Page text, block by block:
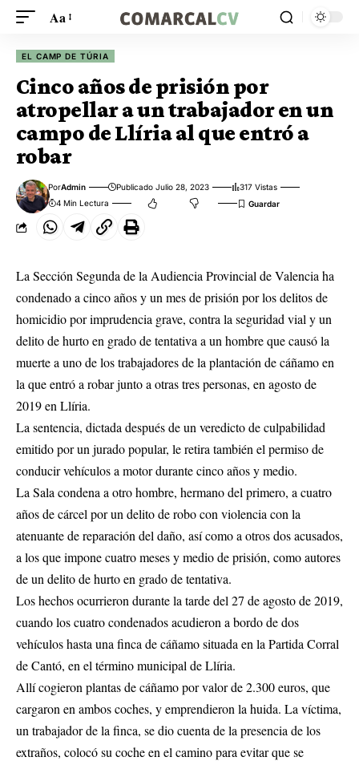
Aa
EL CAMP DE TÚRIA
Cinco años de prisión por
atropellar a un trabajador en un
campo de Llíria al que entró a
robar
PorAdmin Publicado Julio 28, 2023
317 Vistas
4 Min Lectura
La Sección Segunda de la Audiencia Provincial de Valencia ha
condenado a cinco años y un mes de prisión por los delitos de
homicidio por imprudencia grave, contra la seguridad vial y un
delito de hurto en grado de tentativa a un hombre que causó la
muerte a uno de los trabajadores de la plantación de cáñamo en
la que entró a robar junto a otras tres personas, en agosto de
2019 en Llíria.
La sentencia, dictada después de un veredicto de culpabilidad
emitido por un jurado popular, le retira también el permiso de
conducir vehículos a motor durante cinco años y medio.
La Sala condena a otro hombre, hermano del primero, a cuatro
años de cárcel por un delito de robo con violencia con la
atenuante de reparación del daño, así como a otros dos acusados,
a los que impone cuatro meses y medio de prisión, como autores
de un delito de hurto en grado de tentativa.
Los hechos ocurrieron durante la tarde del 27 de agosto de 2019,
cuando los cuatro condenados acudieron a bordo de dos
vehículos hasta una finca de cáñamo situada en la Partida Corral
de Cantó, en el término municipal de Llíria.
Allí cogieron plantas de cáñamo por valor de 2.300 euros, que
cargaron en ambos coches, y emprendieron la huida. La víctima,
un trabajador de la finca, se dio cuenta de la presencia de los
extraños, colocó su coche en el camino para evitar que se